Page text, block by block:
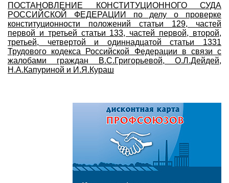
ПОСТАНОВЛЕНИЕ КОНСТИТУЦИОННОГО СУДА
РОССИЙСКОЙ ФЕДЕРАЦИИ по делу о проверке
конституционности положений статьи 129, частей
первой и третьей статьи 133, частей первой, второй,
третьей, четвертой и одиннадцатой статьи 1331
Трудового кодекса Российской Федерации в связи с
жалобами граждан В.С.Григорьевой, О.Л.Дейдей,
Н.А.Капуриной и И.Я.Кураш